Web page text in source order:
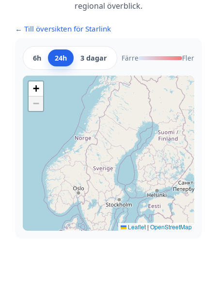
regional överblick.
← Till översikten för Starlink
6h 24h 3 dagar Färre Fler
+
−
Leaflet|OpenStreetMap